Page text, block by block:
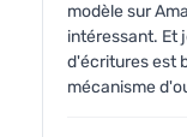
modèle sur
intéressant. Et
d'écritures est
mécanisme